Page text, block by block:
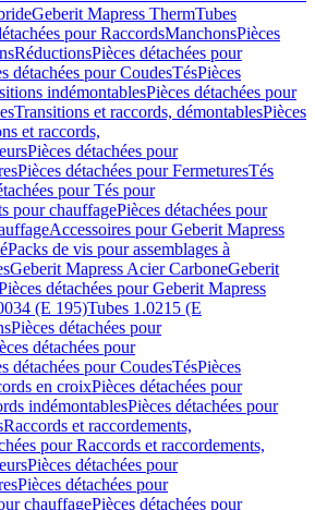
Geberit Mapress ThermTubes
pour RaccordsManchonsPièces
RéductionsPièces détachées pour
détachées pour CoudesTésPièces
indémontablesPièces détachées pour
Transitions et raccords, démontablesPièces
et raccords,
Pièces détachées pour
Pièces détachées pour FermeturesTés
pour Tés pour
pour chauffagePièces détachées pour
Accessoires pour Geberit Mapress
Packs de vis pour assemblages à
Geberit Mapress Acier CarboneGeberit
détachées pour Geberit Mapress
(E 195)Tubes 1.0215 (E
Pièces détachées pour
détachées pour
détachées pour CoudesTésPièces
en croixPièces détachées pour
indémontablesPièces détachées pour
Raccords et raccordements,
pour Raccords et raccordements,
Pièces détachées pour
Pièces détachées pour
chauffagePièces détachées pour